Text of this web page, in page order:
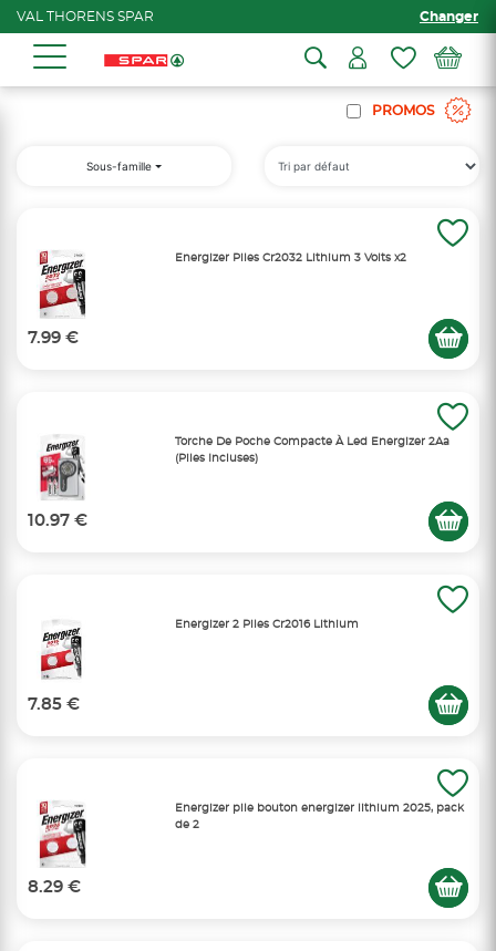
VAL THORENS SPAR Changer
PROMOS
Sous-famille
Energizer Piles Cr2032 Lithium 3 Volts x2
7.99 €
Torche De Poche Compacte À Led Energizer 2Aa
(Piles Incluses)
10.97 €
Energizer 2 Piles Cr2016 Lithium
7.85 €
Energizer pile bouton energizer lithium 2025, pack
de 2
8.29 €